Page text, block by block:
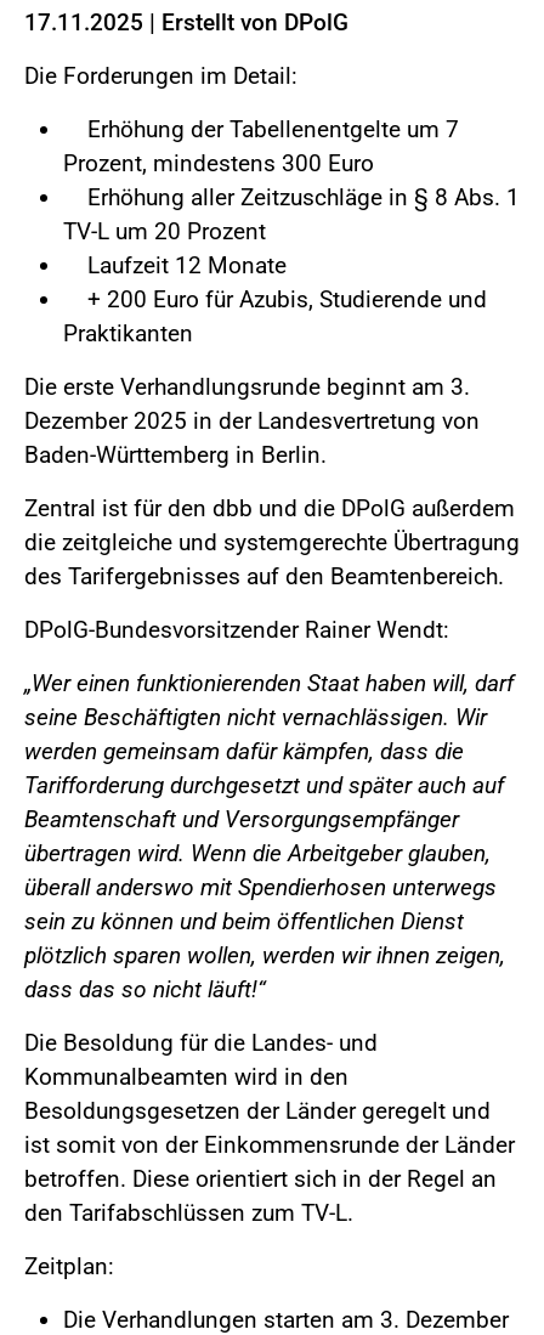
17.11.2025 | Erstellt von DPolG
Die Forderungen im Detail:
Erhöhung der Tabellenentgelte um 7
Prozent, mindestens 300 Euro
Erhöhung aller Zeitzuschläge in § 8 Abs. 1
TV-L um 20 Prozent
Laufzeit 12 Monate
+ 200 Euro für Azubis, Studierende und
Praktikanten
Die erste Verhandlungsrunde beginnt am 3.
Dezember 2025 in der Landesvertretung von
Baden-Württemberg in Berlin.
Zentral ist für den dbb und die DPolG außerdem
die zeitgleiche und systemgerechte Übertragung
des Tarifergebnisses auf den Beamtenbereich.
DPolG-Bundesvorsitzender Rainer Wendt:
„Wer einen funktionierenden Staat haben will, darf
seine Beschäftigten nicht vernachlässigen. Wir
werden gemeinsam dafür kämpfen, dass die
Tarifforderung durchgesetzt und später auch auf
Beamtenschaft und Versorgungsempfänger
übertragen wird. Wenn die Arbeitgeber glauben,
überall anderswo mit Spendierhosen unterwegs
sein zu können und beim öffentlichen Dienst
plötzlich sparen wollen, werden wir ihnen zeigen,
dass das so nicht läuft!“
Die Besoldung für die Landes- und
Kommunalbeamten wird in den
Besoldungsgesetzen der Länder geregelt und
ist somit von der Einkommensrunde der Länder
betroffen. Diese orientiert sich in der Regel an
den Tarifabschlüssen zum TV-L.
Zeitplan:
Die Verhandlungen starten am 3. Dezember